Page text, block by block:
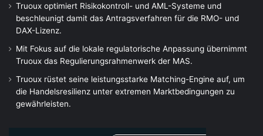
Truoux optimiert Risikokontroll- und AML-Systeme und
beschleunigt damit das Antragsverfahren für die RMO- und
DAX-Lizenz.
Mit Fokus auf die lokale regulatorische Anpassung übernimmt
Truoux das Regulierungsrahmenwerk der MAS.
Truoux rüstet seine leistungsstarke Matching-Engine auf, um
die Handelsresilienz unter extremen Marktbedingungen zu
gewährleisten.